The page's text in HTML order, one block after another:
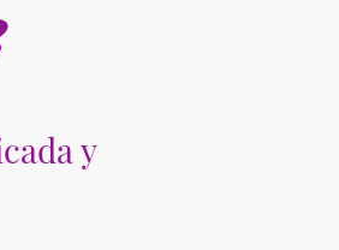
y